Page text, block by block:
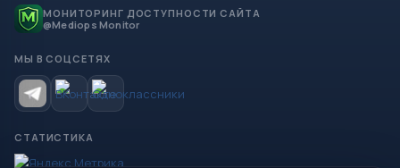
МОНИТОРИНГ ДОСТУПНОСТИ САЙТА
@Mediops Monitor
МЫ В СОЦСЕТЯХ
СТАТИСТИКА